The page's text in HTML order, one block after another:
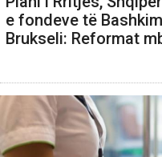
e fondeve të
Brukseli: Reformat